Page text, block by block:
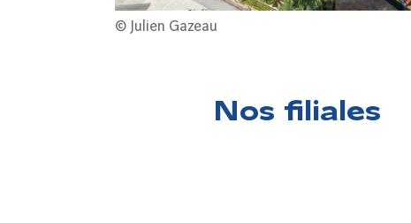
© Julien Gazeau
Nos filiales